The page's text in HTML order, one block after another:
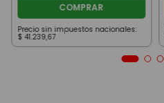
COMPRAR
Precio sin impuestos nacionales:
$ 41.239,67